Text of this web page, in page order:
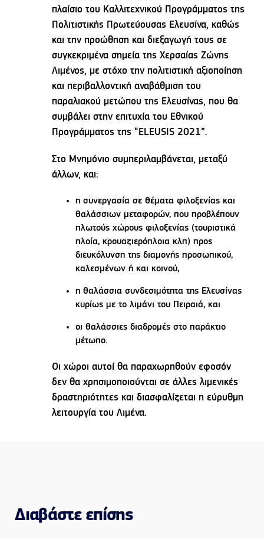
πλαίσιο του Καλλιτεχνικού Προγράμματος της
Πολιτιστικής Πρωτεύουσας Ελευσίνα, καθώς
και την προώθηση και διεξαγωγή τους σε
συγκεκριμένα σημεία της Χερσαίας Ζώνης
Λιμένος, με στόχο την πολιτιστική αξιοποίηση
και περιβαλλοντική αναβάθμιση του
παραλιακού μετώπου της Ελευσίνας, που θα
συμβάλει στην επιτυχία του Εθνικού
Προγράμματος της “ELEUSIS 2021”.
Στο Μνημόνιο συμπεριλαμβάνεται, μεταξύ
άλλων, και:
η συνεργασία σε θέματα φιλοξενίας και
θαλάσσιων μεταφορών, που προβλέπουν
πλωτούς χώρους φιλοξενίας (τουριστικά
πλοία, κρουαζιερόπλοια κλπ) προς
διευκόλυνση της διαμονής προσωπικού,
καλεσμένων ή και κοινού,
η θαλάσσια συνδεσιμότητα της Ελευσίνας
κυρίως με το λιμάνι του Πειραιά, και
οι θαλάσσιες διαδρομές στο παράκτιο
μέτωπο.
Οι χώροι αυτοί θα παραχωρηθούν εφοσόν
δεν θα χρησιμοποιούνται σε άλλες λιμενικές
δραστηριότητες και διασφαλίζεται η εύρυθμη
λειτουργία του Λιμένα.
Διαβάστε επίσης